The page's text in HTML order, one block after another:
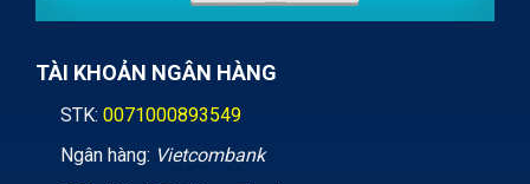
TÀI KHOẢN NGÂN HÀNG
STK: 0071000893549
Ngân hàng: Vietcombank